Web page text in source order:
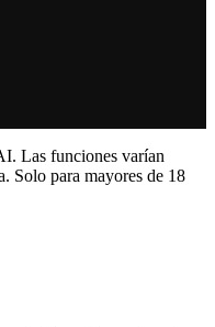
Las funciones varían
Solo para mayores de 18